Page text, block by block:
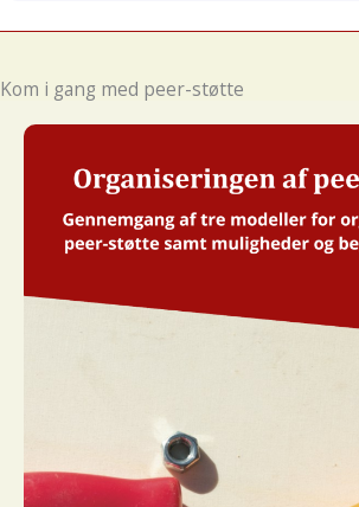
Kom i gang med peer-støtte